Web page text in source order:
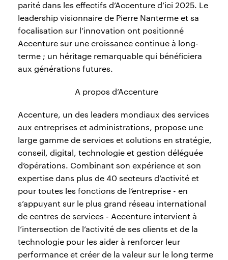
parité dans les effectifs d’Accenture d’ici 2025. Le
leadership visionnaire de Pierre Nanterme et sa
focalisation sur l’innovation ont positionné
Accenture sur une croissance continue à long-
terme ; un héritage remarquable qui bénéficiera
aux générations futures.
A propos d’Accenture
Accenture, un des leaders mondiaux des services
aux entreprises et administrations, propose une
large gamme de services et solutions en stratégie,
conseil, digital, technologie et gestion déléguée
d’opérations. Combinant son expérience et son
expertise dans plus de 40 secteurs d’activité et
pour toutes les fonctions de l’entreprise - en
s’appuyant sur le plus grand réseau international
de centres de services - Accenture intervient à
l’intersection de l’activité de ses clients et de la
technologie pour les aider à renforcer leur
performance et créer de la valeur sur le long terme